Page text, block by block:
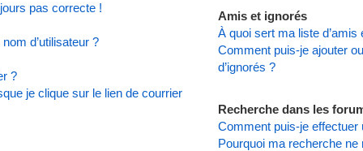
pas correcte !
d’utilisateur ?
?
je clique sur le lien de courrier
Amis et ignorés
À quoi sert ma liste d’amis
Comment puis-je ajouter
d’ignorés ?
Recherche dans les
Comment puis-je
Pourquoi ma recherche